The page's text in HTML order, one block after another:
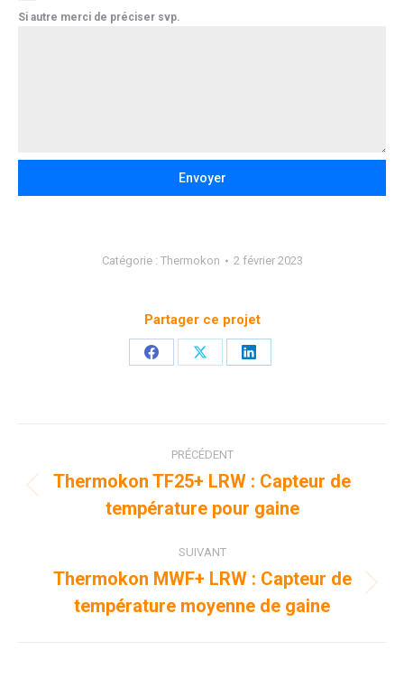
Si autre merci de préciser svp.
Envoyer
Catégorie : Thermokon 2 février 2023
Partager ce projet
PartagerPartagerPartager
de
commentaire
PRÉCÉDENT
précédent
Thermokon TF25+ LRW : Capteur de
température pour gaine
SUIVANT
similaires
Thermokon MWF+ LRW : Capteur de
température moyenne de gaine